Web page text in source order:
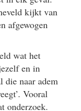
kijkt van
afgewogen
wat het
en in
die naar adem
Vooral
onderzoek.